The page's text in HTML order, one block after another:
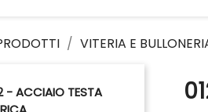
VITERIA E
- ACCIAIO TESTA